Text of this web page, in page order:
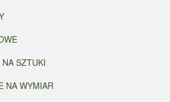
SZTUKI
NA WYMIAR